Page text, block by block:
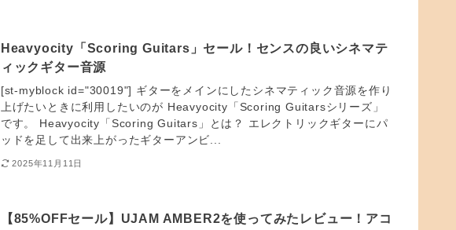
Heavyocity「Scoring Guitars」セール！センスの良いシネマテ
ィックギター音源
[st-myblock id="30019"] ギターをメインにしたシネマティック音源を作り
上げたいときに利用したいのが Heavyocity「Scoring Guitarsシリーズ」
です。 Heavyocity「Scoring Guitars」とは？ エレクトリックギターにパ
ッドを足して出来上がったギターアンビ...
2025年11月11日
【85%OFFセール】UJAM AMBER2を使ってみたレビュー！アコ